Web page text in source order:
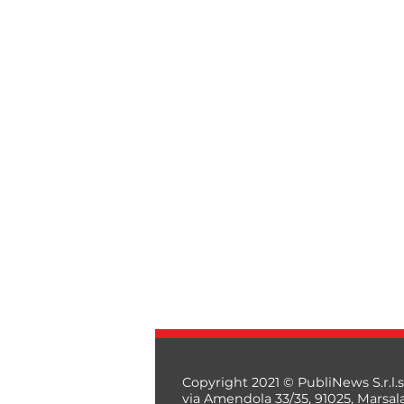
Copyright 2021 © PubliNews
via Amendola 33/35, 91025,